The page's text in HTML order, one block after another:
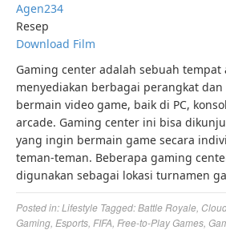
Agen234
Resep
Download Film
Gaming center adalah sebuah tempat
menyediakan berbagai perangkat
bermain video game, baik di PC,
arcade. Gaming center ini bisa
yang ingin bermain game secara
teman-teman. Beberapa gaming
digunakan sebagai lokasi turnamen
Posted in:Lifestyle Tagged:Battle Royale
Gaming Esports FIFA Free-to-Play Games